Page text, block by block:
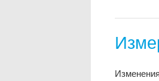
Изменения